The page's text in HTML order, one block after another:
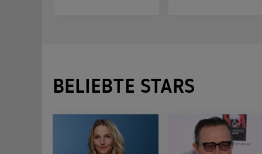
BELIEBTE STARS